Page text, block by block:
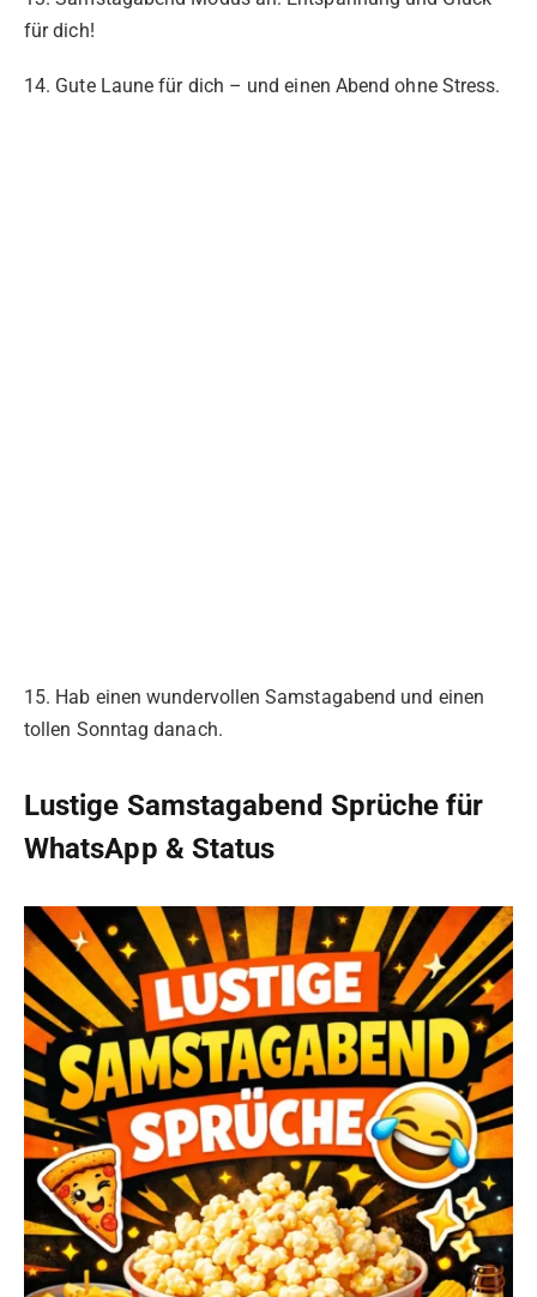
für dich!
14. Gute Laune für dich – und einen Abend ohne Stress.
15. Hab einen wundervollen Samstagabend und einen
tollen Sonntag danach.
Lustige Samstagabend Sprüche für
WhatsApp & Status